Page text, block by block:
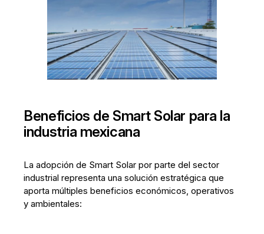
Beneficios de Smart Solar para la
industria mexicana
La adopción de Smart Solar por parte del sector
industrial representa una solución estratégica que
aporta múltiples beneficios económicos, operativos
y ambientales: